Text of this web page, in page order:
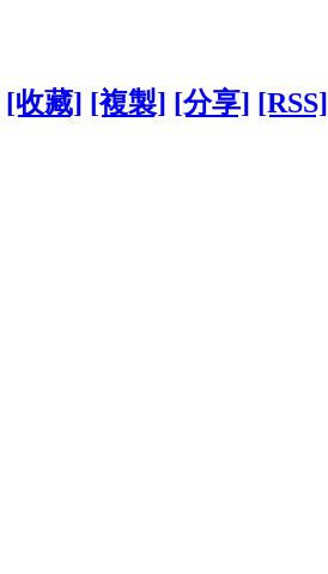
[收藏] [複製] [分享] [RSS]